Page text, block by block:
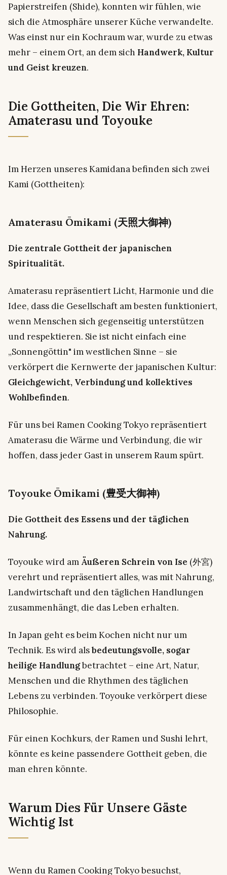
Papierstreifen (Shide), konnten wir fühlen, wie
sich die Atmosphäre unserer Küche verwandelte.
Was einst nur ein Kochraum war, wurde zu etwas
mehr – einem Ort, an dem sich Handwerk, Kultur
und Geist kreuzen.
Die Gottheiten, Die Wir Ehren:
Amaterasu und Toyouke
Im Herzen unseres Kamidana befinden sich zwei
Kami (Gottheiten):
Amaterasu Ōmikami (天照大御神)
Die zentrale Gottheit der japanischen
Spiritualität.
Amaterasu repräsentiert Licht, Harmonie und die
Idee, dass die Gesellschaft am besten funktioniert,
wenn Menschen sich gegenseitig unterstützen
und respektieren. Sie ist nicht einfach eine
„Sonnengöttin" im westlichen Sinne – sie
verkörpert die Kernwerte der japanischen Kultur:
Gleichgewicht, Verbindung und kollektives
Wohlbefinden.
Für uns bei Ramen Cooking Tokyo repräsentiert
Amaterasu die Wärme und Verbindung, die wir
hoffen, dass jeder Gast in unserem Raum spürt.
Toyouke Ōmikami (豊受大御神)
Die Gottheit des Essens und der täglichen
Nahrung.
Toyouke wird am Äußeren Schrein von Ise (外宮)
verehrt und repräsentiert alles, was mit Nahrung,
Landwirtschaft und den täglichen Handlungen
zusammenhängt, die das Leben erhalten.
In Japan geht es beim Kochen nicht nur um
Technik. Es wird alsbedeutungsvolle, sogar
heilige Handlungbetrachtet – eine Art, Natur,
Menschen und die Rhythmen des täglichen
Lebens zu verbinden. Toyouke verkörpert diese
Philosophie.
Für einen Kochkurs, der Ramen und Sushi lehrt,
könnte es keine passendere Gottheit geben, die
man ehren könnte.
Warum Dies Für Unsere Gäste
Wichtig Ist
Wenn du Ramen Cooking Tokyo besuchst,